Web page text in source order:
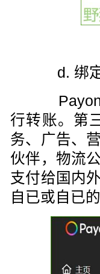
d. 绑
行转账。第
务、广告、
伙伴，物流
支付给国内
自已或自已